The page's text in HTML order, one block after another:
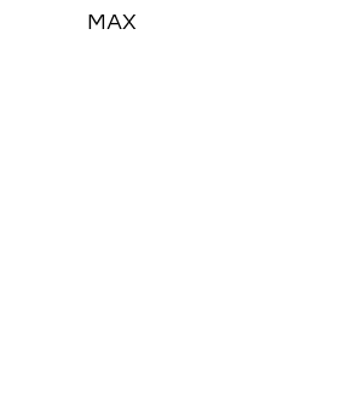
MAX